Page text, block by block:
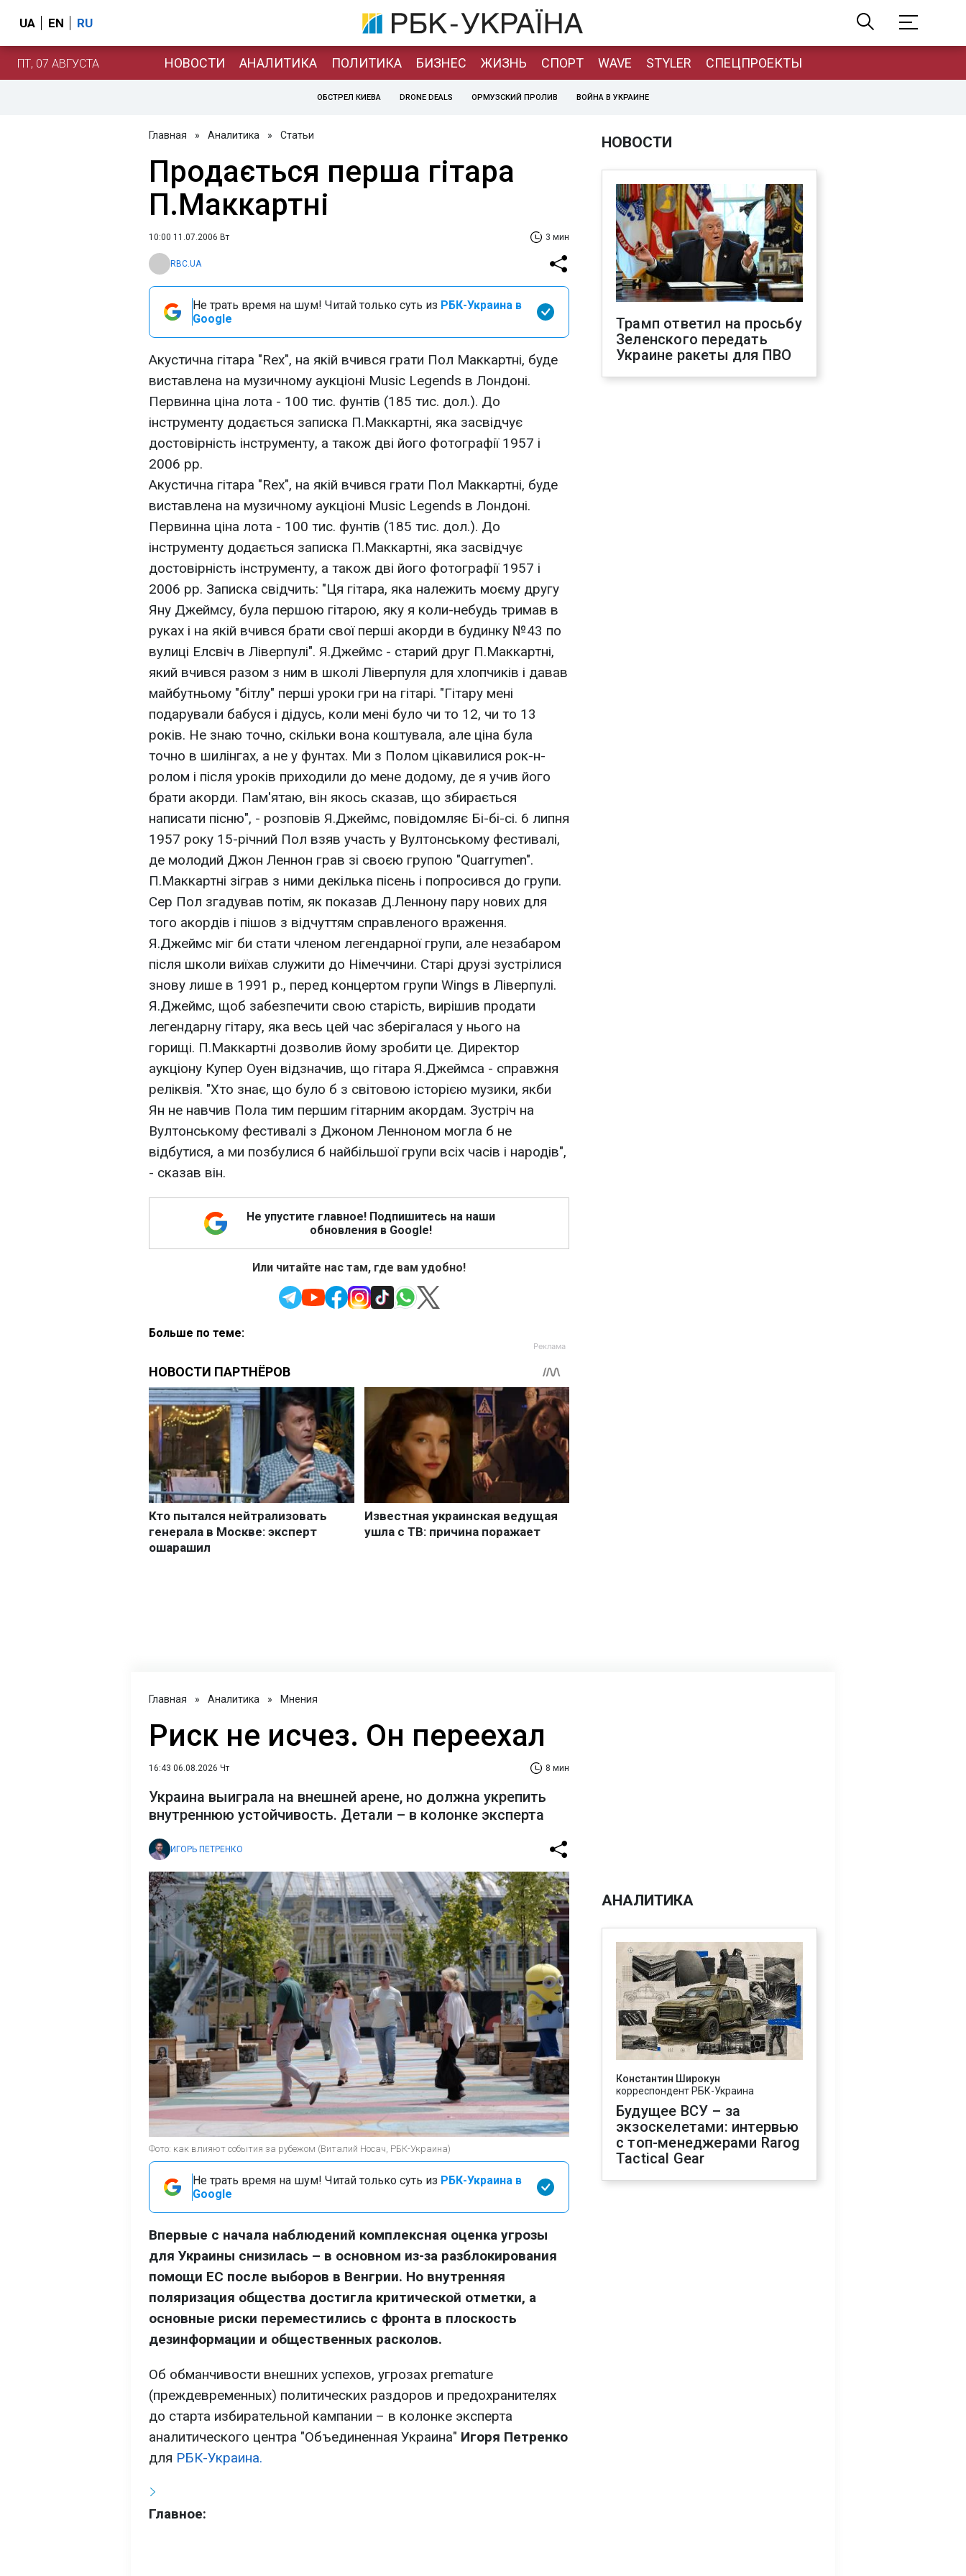
UA EN RU
ПТ, 07 АВГУСТА НОВОСТИ АНАЛИТИКА ПОЛИТИКА БИЗНЕС ЖИЗНЬ СПОРТ WAVE STYLER СПЕЦПРОЕКТЫ
ОБСТРЕЛ КИЕВА DRONE DEALS ОРМУЗСКИЙ ПРОЛИВ ВОЙНА В УКРАИНЕ
Главная » Аналитика » Статьи
Продається перша гітара
П.Маккартні
10:00 11.07.2006 Вт 3 мин
RBC.UA
Не трать время на шум! Читай только суть из РБК-Украина в
Google
Акустична гітара "Rex", на якій вчився грати Пол Маккартні, буде
виставлена на музичному аукціоні Music Legends в Лондоні.
Первинна ціна лота - 100 тис. фунтів (185 тис. дол.). До
інструменту додається записка П.Маккартні, яка засвідчує
достовірність інструменту, а також дві його фотографії 1957 і
2006 рр.
Акустична гітара "Rex", на якій вчився грати Пол Маккартні, буде
виставлена на музичному аукціоні Music Legends в Лондоні.
Первинна ціна лота - 100 тис. фунтів (185 тис. дол.). До
інструменту додається записка П.Маккартні, яка засвідчує
достовірність інструменту, а також дві його фотографії 1957 і
2006 рр. Записка свідчить: "Ця гітара, яка належить моєму другу
Яну Джеймсу, була першою гітарою, яку я коли-небудь тримав в
руках і на якій вчився брати свої перші акорди в будинку №43 по
вулиці Елсвіч в Ліверпулі". Я.Джеймс - старий друг П.Маккартні,
який вчився разом з ним в школі Ліверпуля для хлопчиків і давав
майбутньому "бітлу" перші уроки гри на гітарі. "Гітару мені
подарували бабуся і дідусь, коли мені було чи то 12, чи то 13
років. Не знаю точно, скільки вона коштувала, але ціна була
точно в шилінгах, а не у фунтах. Ми з Полом цікавилися рок-н-
ролом і після уроків приходили до мене додому, де я учив його
брати акорди. Пам'ятаю, він якось сказав, що збирається
написати пісню", - розповів Я.Джеймс, повідомляє Бі-бі-сі. 6 липня
1957 року 15-річний Пол взяв участь у Вултонському фестивалі,
де молодий Джон Леннон грав зі своєю групою "Quarrymen".
П.Маккартні зіграв з ними декілька пісень і попросився до групи.
Сер Пол згадував потім, як показав Д.Леннону пару нових для
того акордів і пішов з відчуттям справленого враження.
Я.Джеймс міг би стати членом легендарної групи, але незабаром
після школи виїхав служити до Німеччини. Старі друзі зустрілися
знову лише в 1991 р., перед концертом групи Wings в Ліверпулі.
Я.Джеймс, щоб забезпечити свою старість, вирішив продати
легендарну гітару, яка весь цей час зберігалася у нього на
горищі. П.Маккартні дозволив йому зробити це. Директор
аукціону Купер Оуен відзначив, що гітара Я.Джеймса - справжня
реліквія. "Хто знає, що було б з світовою історією музики, якби
Ян не навчив Пола тим першим гітарним акордам. Зустріч на
Вултонському фестивалі з Джоном Ленноном могла б не
відбутися, а ми позбулися б найбільшої групи всіх часів і народів",
- сказав він.
Не упустите главное! Подпишитесь на наши
обновления в Google!
Или читайте нас там, где вам удобно!
Больше по теме:
НОВОСТИ
Трамп ответил на просьбу
Зеленского передать
Украине ракеты для ПВО
Главная » Аналитика » Мнения
Риск не исчез. Он переехал
16:43 06.08.2026 Чт 8 мин
Украина выиграла на внешней арене, но должна укрепить
внутреннюю устойчивость. Детали – в колонке эксперта
ИГОРЬ ПЕТРЕНКО
Фото: как влияют события за рубежом (Виталий Носач, РБК-Украина)
Не трать время на шум! Читай только суть из РБК-Украина в
Google
Впервые с начала наблюдений комплексная оценка угрозы
для Украины снизилась – в основном из-за разблокирования
помощи ЕС после выборов в Венгрии. Но внутренняя
поляризация общества достигла критической отметки, а
основные риски переместились с фронта в плоскость
дезинформации и общественных расколов.
Об обманчивости внешних успехов, угрозах premature
(преждевременных) политических раздоров и предохранителях
до старта избирательной кампании – в колонке эксперта
аналитического центра "Объединенная Украина" Игоря Петренко
для РБК-Украина.
Главное:
АНАЛИТИКА
Константин Широкун
корреспондент РБК-Украина
Будущее ВСУ – за
экзоскелетами: интервью
с топ-менеджерами Rarog
Tactical Gear